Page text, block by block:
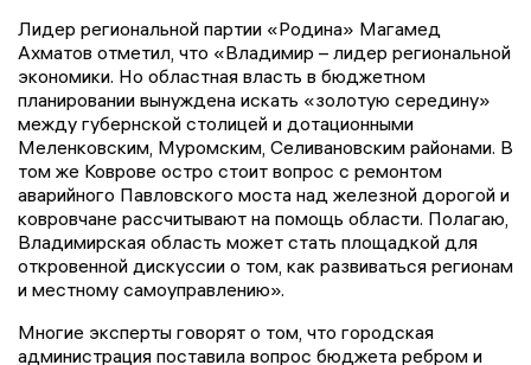
Лидер региональной партии «Родина» Магамед
Ахматов отметил, что «Владимир – лидер региональной
экономики. Но областная власть в бюджетном
планировании вынуждена искать «золотую середину»
между губернской столицей и дотационными
Меленковским, Муромским, Селивановским районами. В
том же Коврове остро стоит вопрос с ремонтом
аварийного Павловского моста над железной дорогой и
ковровчане рассчитывают на помощь области. Полагаю,
Владимирская область может стать площадкой для
откровенной дискуссии о том, как развиваться регионам
и местному самоуправлению».
Многие эксперты говорят о том, что городская
администрация поставила вопрос бюджета ребром и